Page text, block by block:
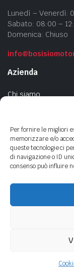
Per fornire le migliori
memorizzare e/o
queste tecnologie ci
di navigazione o ID
consenso può influire
Lunedì – Venerdì:
Sabato: 08:00 –
Domenica: Chiuso
Azienda
Chi siamo
Cookie Policy
01440380135
CERCA